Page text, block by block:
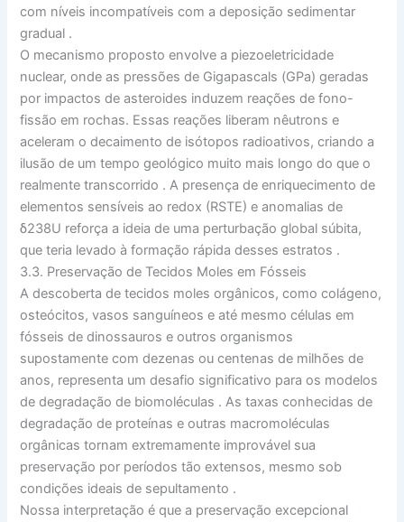
com níveis incompatíveis com a deposição sedimentar
gradual .
O mecanismo proposto envolve a piezoeletricidade
nuclear, onde as pressões de Gigapascals (GPa) geradas
por impactos de asteroides induzem reações de fono-
fissão em rochas. Essas reações liberam nêutrons e
aceleram o decaimento de isótopos radioativos, criando a
ilusão de um tempo geológico muito mais longo do que o
realmente transcorrido . A presença de enriquecimento de
elementos sensíveis ao redox (RSTE) e anomalias de
δ238U reforça a ideia de uma perturbação global súbita,
que teria levado à formação rápida desses estratos .
3.3. Preservação de Tecidos Moles em Fósseis
A descoberta de tecidos moles orgânicos, como colágeno,
osteócitos, vasos sanguíneos e até mesmo células em
fósseis de dinossauros e outros organismos
supostamente com dezenas ou centenas de milhões de
anos, representa um desafio significativo para os modelos
de degradação de biomoléculas . As taxas conhecidas de
degradação de proteínas e outras macromoléculas
orgânicas tornam extremamente improvável sua
preservação por períodos tão extensos, mesmo sob
condições ideais de sepultamento .
Nossa interpretação é que a preservação excepcional